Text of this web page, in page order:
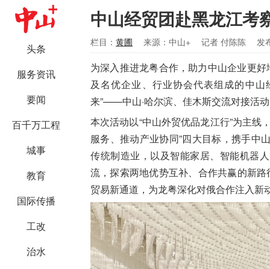
头条
服务资讯
要闻
百千万工程
城事
教育
国际传播
工改
治水
中山经贸团赴黑龙江考
栏目： 黄圃 来源：中山+ 记者 付陈陈 发
为深入推进龙粤合作，助力中山企业更
及名优企业、行业协会代表组成的中
来”——中山·哈尔滨、佳木斯交流对接活
本次活动以“中山外贸优品龙江行”为主线
服务、推动产业协同”四大目标，携手中
传统制造业，以及智能家居、智能机器
流，探索两地优势互补、合作共赢的新
贸易新通道，为龙粤深化对俄合作注入新